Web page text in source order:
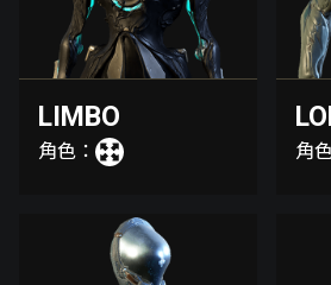
LIMBO
角色： 角